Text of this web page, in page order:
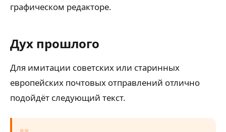
графическом редакторе.
Дух прошлого
Для имитации советских или старинных
европейских почтовых отправлений отлично
подойдёт следующий текст.